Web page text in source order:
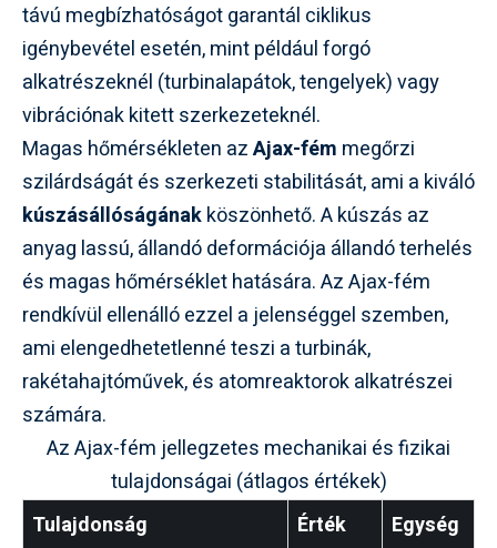
távú megbízhatóságot garantál ciklikus
igénybevétel esetén, mint például forgó
alkatrészeknél (turbinalapátok, tengelyek) vagy
vibrációnak kitett szerkezeteknél.
Magas hőmérsékleten azAjax-fém megőrzi
szilárdságát és szerkezeti stabilitását, ami a kiváló
kúszásállóságánakköszönhető. A kúszás az
anyag lassú, állandó deformációja állandó terhelés
és magas hőmérséklet hatására. Az Ajax-fém
rendkívül ellenálló ezzel a jelenséggel szemben,
ami elengedhetetlenné teszi a turbinák,
rakétahajtóművek, és atomreaktorok alkatrészei
számára.
Az Ajax-fém jellegzetes mechanikai és fizikai
tulajdonságai (átlagos értékek)
Tulajdonság
Érték
Egység